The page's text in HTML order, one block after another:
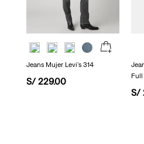
Jeans Mujer Levi's 314
S/ 229.00
Full
S/